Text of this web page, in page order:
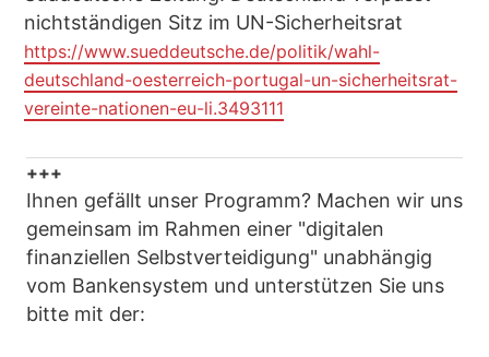
nichtständigen Sitz im UN-Sicherheitsrat
https://www.sueddeutsche.de/politik/wahl-
deutschland-oesterreich-portugal-un-sicherheitsrat-
vereinte-nationen-eu-li.3493111
+++
Ihnen gefällt unser Programm? Machen wir uns
gemeinsam im Rahmen einer "digitalen
finanziellen Selbstverteidigung" unabhängig
vom Bankensystem und unterstützen Sie uns
bitte mit der: